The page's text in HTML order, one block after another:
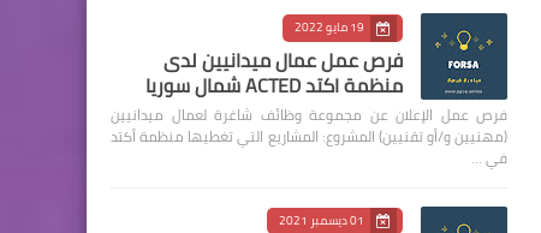
19 مايو 2022
فرص عمل عمال ميدانيين لدى
منظمة اكتد ACTED شمال سوريا
فرص عمل الإعلان عن مجموعة وظائف شاغرة لعمال ميدانيين
(مهنيين و/أو تقنيين) المشروع: المشاريع التي تغطيها منظمة أكتد
في …
01 ديسمبر 2021